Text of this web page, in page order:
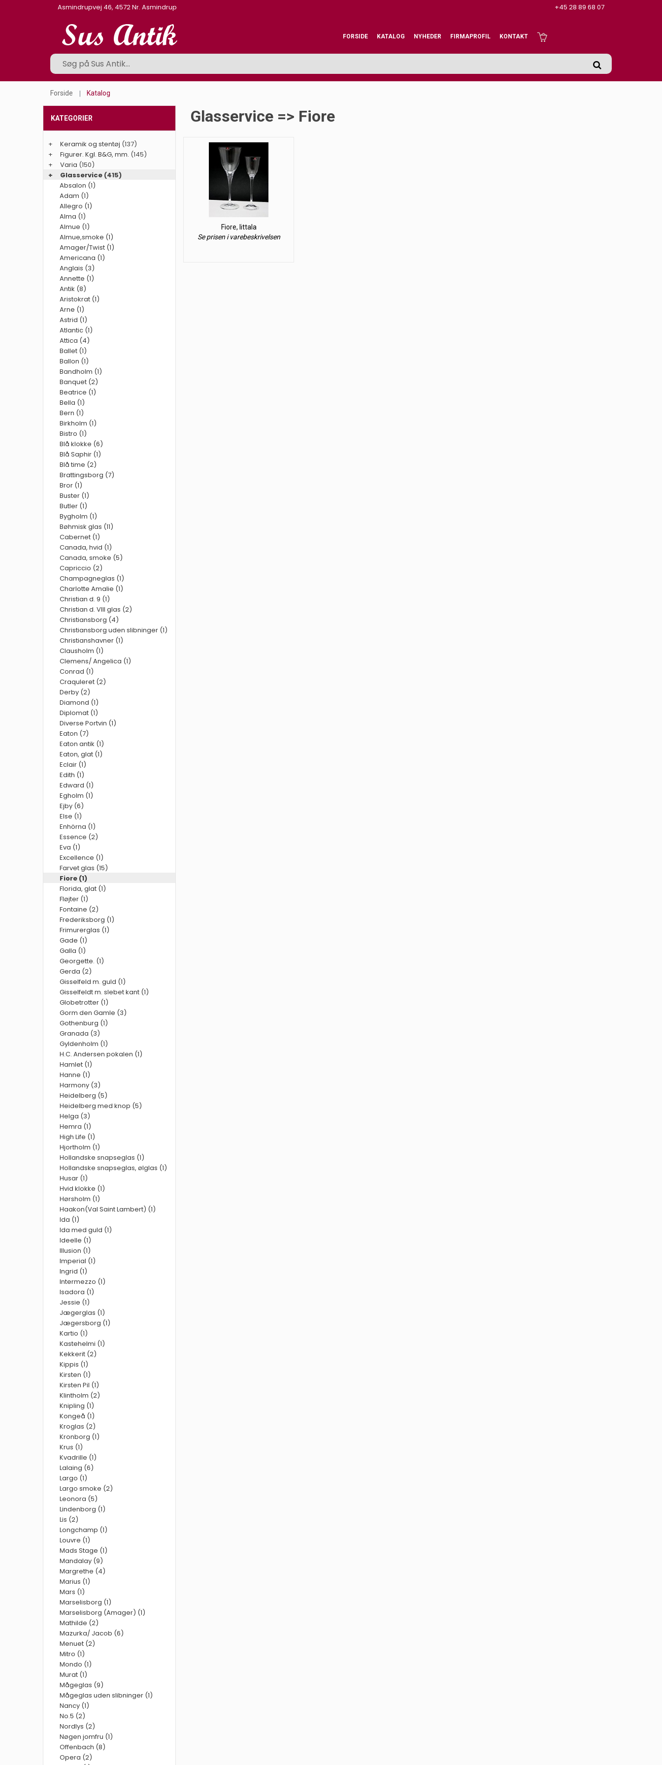
Asmindrupvej 46, 4572 Nr. Asmindrup +45 28 89 68 07
FORSIDE KATALOG NYHEDER FIRMAPROFIL KONTAKT
Forside Katalog
Glasservice => Fiore
Fiore, Iittala
Se prisen i varebeskrivelsen
KATEGORIER
+ Keramik og stentøj (137)
+
Figurer. Kgl. B&G, mm. (145)
+
Varia (150)
+
Glasservice (415)
Absalon (1)
Adam (1)
Allegro (1)
Alma (1)
Almue (1)
Almue,smoke (1)
Amager/Twist (1)
Americana (1)
Anglais (3)
Annette (1)
Antik (8)
Aristokrat (1)
Arne (1)
Astrid (1)
Atlantic (1)
Attica (4)
Ballet (1)
Ballon (1)
Bandholm (1)
Banquet (2)
Beatrice (1)
Bella (1)
Bern (1)
Birkholm (1)
Bistro (1)
Blå klokke (6)
Blå Saphir (1)
Blå time (2)
Brattingsborg (7)
Bror (1)
Buster (1)
Butler (1)
Bygholm (1)
Bøhmisk glas (11)
Cabernet (1)
Canada, hvid (1)
Canada, smoke (5)
Capriccio (2)
Champagneglas (1)
Charlotte Amalie (1)
Christian d. 9 (1)
Christian d. VIII glas (2)
Christiansborg (4)
Christiansborg uden slibninger (1)
Christianshavner (1)
Clausholm (1)
Clemens/ Angelica (1)
Conrad (1)
Craquleret (2)
Derby (2)
Diamond (1)
Diplomat (1)
Diverse Portvin (1)
Eaton (7)
Eaton antik (1)
Eaton, glat (1)
Eclair (1)
Edith (1)
Edward (1)
Egholm (1)
Ejby (6)
Else (1)
Enhörna (1)
Essence (2)
Eva (1)
Excellence (1)
Farvet glas (15)
Fiore (1)
Florida, glat (1)
Fløjter (1)
Fontaine (2)
Frederiksborg (1)
Frimurerglas (1)
Gade (1)
Galla (1)
Georgette. (1)
Gerda (2)
Gisselfeld m. guld (1)
Gisselfeldt m. slebet kant (1)
Globetrotter (1)
Gorm den Gamle (3)
Gothenburg (1)
Granada (3)
Gyldenholm (1)
H.C. Andersen pokalen (1)
Hamlet (1)
Hanne (1)
Harmony (3)
Heidelberg (5)
Heidelberg med knop (5)
Helga (3)
Hemra (1)
High Life (1)
Hjortholm (1)
Hollandske snapseglas (1)
Hollandske snapseglas, ølglas (1)
Husar (1)
Hvid klokke (1)
Hørsholm (1)
Haakon(Val Saint Lambert) (1)
Ida (1)
Ida med guld (1)
Ideelle (1)
Illusion (1)
Imperial (1)
Ingrid (1)
Intermezzo (1)
Isadora (1)
Jessie (1)
Jægerglas (1)
Jægersborg (1)
Kartio (1)
Kastehelmi (1)
Kekkerit (2)
Kippis (1)
Kirsten (1)
Kirsten Pil (1)
Klintholm (2)
Knipling (1)
Kongeå (1)
Kroglas (2)
Kronborg (1)
Krus (1)
Kvadrille (1)
Lalaing (6)
Largo (1)
Largo smoke (2)
Leonora (5)
Lindenborg (1)
Lis (2)
Longchamp (1)
Louvre (1)
Mads Stage (1)
Mandalay (9)
Margrethe (4)
Marius (1)
Mars (1)
Marselisborg (1)
Marselisborg (Amager) (1)
Mathilde (2)
Mazurka/ Jacob (6)
Menuet (2)
Mitro (1)
Mondo (1)
Murat (1)
Mågeglas (9)
Mågeglas uden slibninger (1)
Nancy (1)
No.5 (2)
Nordlys (2)
Nøgen jomfru (1)
Offenbach (8)
Opera (2)